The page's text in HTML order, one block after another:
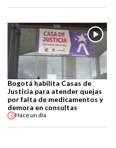
Bogotá habilita Casas de
Justicia para atender quejas
por falta de medicamentos y
demora en consultas
Haceun día